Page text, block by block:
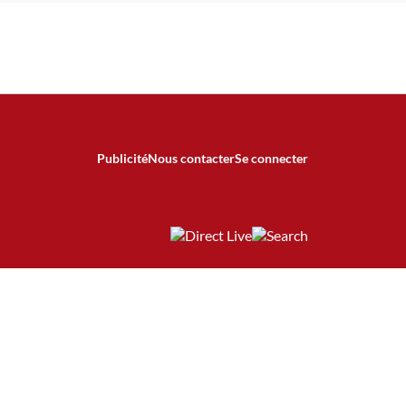
PublicitéNous contacterSe connecter